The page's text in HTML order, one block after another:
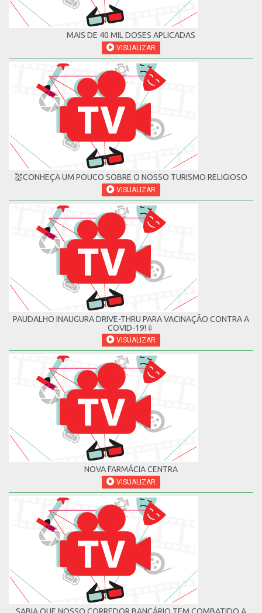
MAIS DE 40 MIL DOSES APLICADAS
VISUALIZAR
💒CONHEÇA UM POUCO SOBRE O NOSSO TURISMO RELIGIOSO
VISUALIZAR
PAUDALHO INAUGURA DRIVE-THRU PARA VACINAÇÃO CONTRA A
COVID-19!💉
VISUALIZAR
NOVA FARMÁCIA CENTRA
VISUALIZAR